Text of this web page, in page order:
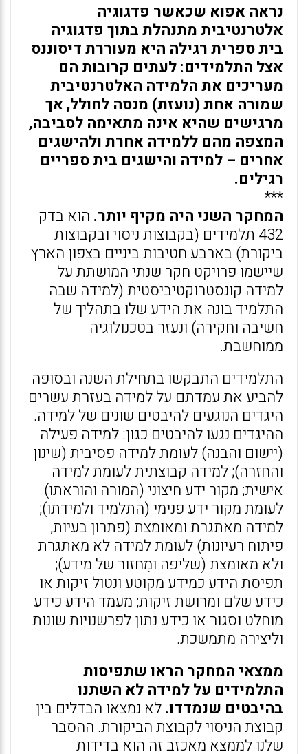
נראה אפוא שכאשר פדגוגיה
אלטרנטיבית מתנהלת בתוך פדגוגיה
בית ספרית רגילה היא מעוררת דיסוננס
אצל התלמידים: לעתים קרובות הם
מעריכים את הלמידה האלטרנטיבית
שמורה אחת (נועזת) מנסה לחולל, אך
מרגישים שהיא אינה מתאימה לסביבה,
המצפה מהם ללמידה אחרת ולהישגים
אחרים – למידה והישגים בית ספריים
רגילים.
***
המחקר השני היה מקיף יותר. הוא בדק
432 תלמידים (בקבוצות ניסוי ובקבוצות
ביקורת) בארבע חטיבות ביניים בצפון הארץ
שיישמו פרויקט חקר שנתי המושתת על
למידה קונסטרוקטיביסטית (למידה שבה
התלמיד בונה את הידע שלו בתהליך של
חשיבה וחקירה) ונעזר בטכנולוגיה
ממוחשבת.
התלמידים התבקשו בתחילת השנה ובסופה
להביע את עמדתם על למידה בעזרת עשרים
היגדים הנוגעים להיבטים שונים של למידה.
ההיגדים נגעו להיבטים כגון: למידה פעילה
(יישום והבנה) לעומת למידה פסיבית (שינון
והחזרה); למידה קבוצתית לעומת למידה
אישית; מקור ידע חיצוני (המורה והוראתו)
לעומת מקור ידע פנימי (התלמיד ולמידתו);
למידה מאתגרת ומאומצת (פתרון בעיות,
פיתוח רעיונות) לעומת למידה לא מאתגרת
ולא מאומצת (שליפה ומִחזור של מידע);
תפיסת הידע כמידע מקוטע ונטול זיקות או
כידע שלם ומרושת זיקות; מעמד הידע כידע
מוחלט וסגור או כידע נתון לפרשנויות שונות
וליצירה מתמשכת.
ממצאי המחקר הראו שתפיסות
התלמידים על למידה לא השתנו
בהיבטים שנמדדו.לא נמצאו הבדלים בין
קבוצת הניסוי לקבוצת הביקורת. ההסבר
שלנו לממצא מאכזב זה הוא בדידות